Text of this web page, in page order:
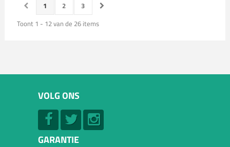
1 2
3
Toont 1 - 12 van de 26 items
VOLG ONS
GARANTIE